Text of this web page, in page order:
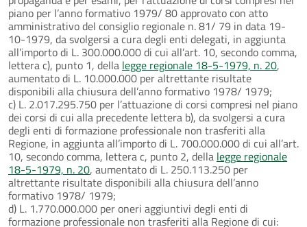
piano per l’anno formativo 1979/ 80 approvato con atto
amministrativo del consiglio regionale n. 81/ 79 in data 19-
10-1979, da svolgersi a cura degli enti delegati, in aggiunta
all’importo di L. 300.000.000 di cui all’art. 10, secondo comma,
lettera c), punto 1, della legge regionale 18-5-1979, n. 20,
aumentato di L. 10.000.000 per altrettante risultate
disponibili alla chiusura dell’anno formativo 1978/ 1979;
c) L. 2.017.295.750 per l’attuazione di corsi compresi nel piano
dei corsi di cui alla precedente lettera b), da svolgersi a cura
degli enti di formazione professionale non trasferiti alla
Regione, in aggiunta all’importo di L. 700.000.000 di cui all’art.
10, secondo comma, lettera c, punto 2, della legge regionale
18-5-1979, n. 20, aumentato di L. 250.113.250 per
altrettante risultate disponibili alla chiusura dell’anno
formativo 1978/ 1979;
d) L. 1.770.000.000 per oneri aggiuntivi degli enti di
formazione professionale non trasferiti alla Regione di cui: